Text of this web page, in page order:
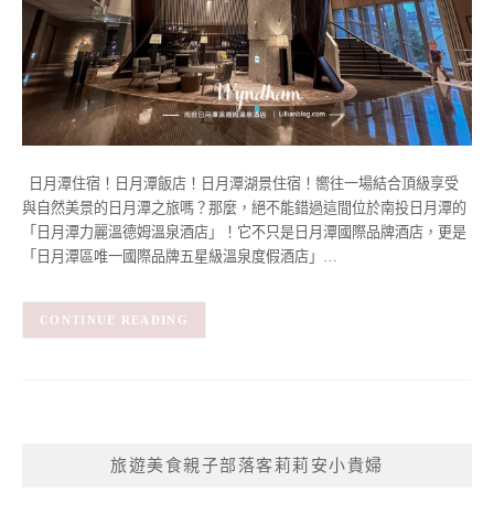
日月潭住宿！日月潭飯店！日月潭湖景住宿！嚮往一場結合頂級享受
與自然美景的日月潭之旅嗎？那麼，絕不能錯過這間位於南投日月潭的
「日月潭力麗溫德姆溫泉酒店」！它不只是日月潭國際品牌酒店，更是
「日月潭區唯一國際品牌五星級溫泉度假酒店」…
CONTINUE READING
旅遊美食親子部落客莉莉安小貴婦